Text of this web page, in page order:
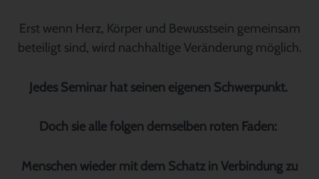
Erst wenn Herz, Körper und Bewusstsein gemeinsam
beteiligt sind, wird nachhaltige Veränderung möglich.
Jedes Seminar hat seinen eigenen Schwerpunkt.
Doch sie alle folgen demselben roten Faden:
Menschen wieder mit dem Schatz in Verbindung zu